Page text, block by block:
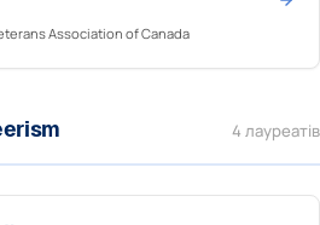
Association of Canada
4 лауреатів